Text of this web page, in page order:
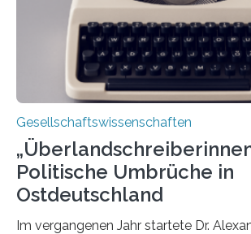
Bildung unterscheidet. Darüber
Eufinger und Dr. Kristin Torka…
Gesellschaftswissenschaften
Politische Umbrüche in
Ostdeutschland
Im vergangenen Jahr startete Dr.